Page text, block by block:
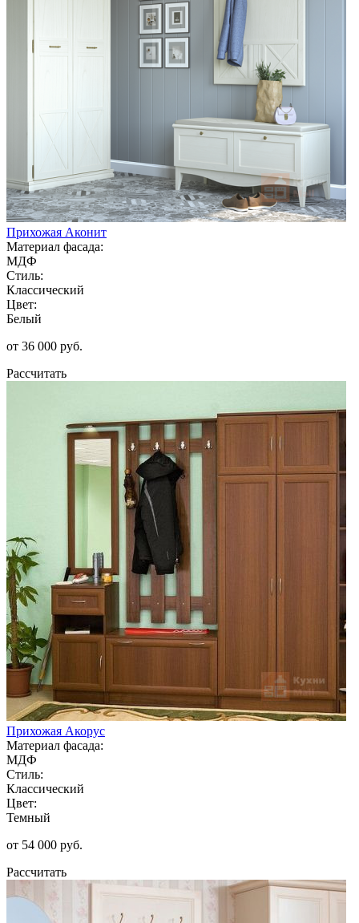
Прихожая Аконит
Материал фасада:
МДФ
Стиль:
Классический
Цвет:
Белый
от 36 000 руб.
Рассчитать
Прихожая Акорус
Материал фасада:
МДФ
Стиль:
Классический
Цвет:
Темный
от 54 000 руб.
Рассчитать